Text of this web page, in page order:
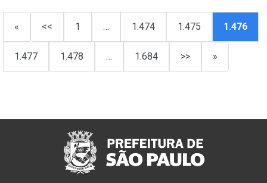
« << 1 … 1.474 1.475 1.476
1.477 1.478 … 1.684 >> »